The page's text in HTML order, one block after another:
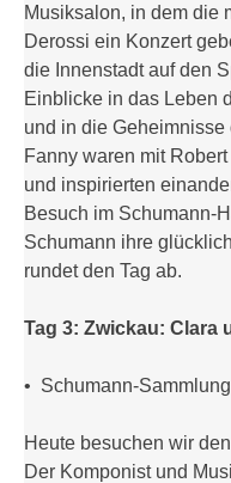
Musiksalon, in dem die
Derossi ein Konzert
die Innenstadt auf den
Einblicke in das Leben
und in die
Fanny waren mit
und inspirierten
Besuch im Schumann-
Schumann ihre
rundet den Tag ab.
Tag 3: Zwickau: Clara
• Schumann-
Heute besuchen wir
Der Komponist und